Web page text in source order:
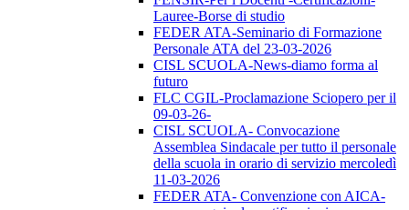
Lauree-Borse di studio
FEDER ATA-Seminario di Formazione
Personale ATA del 23-03-2026
CISL SCUOLA-News-diamo forma al
futuro
FLC CGIL-Proclamazione Sciopero per il
09-03-26-
CISL SCUOLA- Convocazione
Assemblea Sindacale per tutto il personale
della scuola in orario di servizio mercoledì
11-03-2026
FEDER ATA- Convenzione con AICA-